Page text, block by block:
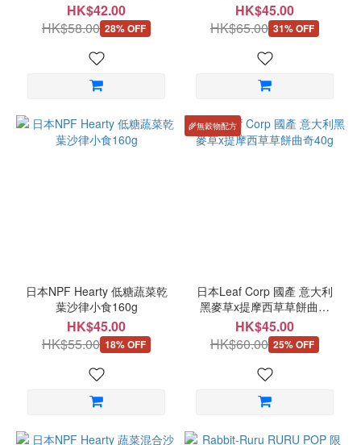
HK$42.00
HK$58.00 28% OFF
HK$45.00
HK$65.00 31% OFF
日本NPF Hearty 低糖蔬菜乾
葉沙律小食160g
HK$45.00
HK$55.00 18% OFF
🌾無穀物配方
日本Leaf Corp 國產 意大利
黑麥草x提摩西草草餅曲奇
40g
HK$45.00
HK$60.00 25% OFF